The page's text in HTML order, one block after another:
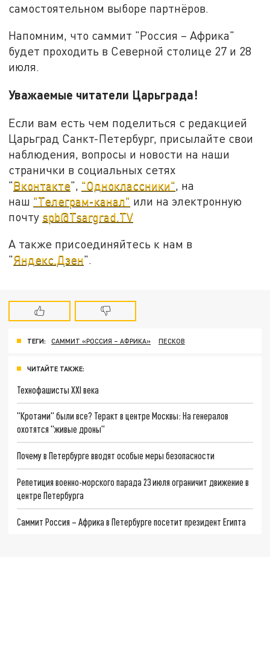
самостоятельном выборе партнёров.
Напомним, что саммит "Россия – Африка"
будет проходить в Северной столице 27 и 28
июля.
Уважаемые читатели Царьграда!
Если вам есть чем поделиться с редакцией
Царьград Санкт-Петербург, присылайте свои
наблюдения, вопросы и новости на наши
странички в социальных сетях
"Вконтакте", "Одноклассники", на
наш "Телеграм-канал" или на электронную
почту spb@Tsargrad.TV
А также присоединяйтесь к нам в
"Яндекс.Дзен".
ТЕГИ: САММИТ «РОССИЯ – АФРИКА» ПЕСКОВ
ЧИТАЙТЕ ТАКЖЕ:
Технофашисты XXI века
"Кротами" были все? Теракт в центре Москвы: На генералов
охотятся "живые дроны"
Почему в Петербурге вводят особые меры безопасности
Репетиция военно-морского парада 23 июля ограничит движение в
центре Петербурга
Саммит Россия – Африка в Петербурге посетит президент Египта